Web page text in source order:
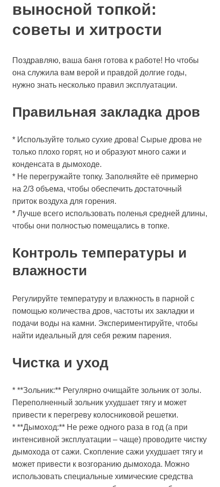
выносной топкой:
советы и хитрости
Поздравляю, ваша баня готова к работе! Но чтобы
она служила вам верой и правдой долгие годы,
нужно знать несколько правил эксплуатации.
Правильная закладка дров
* Используйте только сухие дрова! Сырые дрова не
только плохо горят, но и образуют много сажи и
конденсата в дымоходе.
* Не перегружайте топку. Заполняйте её примерно
на 2/3 объема, чтобы обеспечить достаточный
приток воздуха для горения.
* Лучше всего использовать поленья средней длины,
чтобы они полностью помещались в топке.
Контроль температуры и
влажности
Регулируйте температуру и влажность в парной с
помощью количества дров, частоты их закладки и
подачи воды на камни. Экспериментируйте, чтобы
найти идеальный для себя режим парения.
Чистка и уход
* **Зольник:** Регулярно очищайте зольник от золы.
Переполненный зольник ухудшает тягу и может
привести к перегреву колосниковой решетки.
* **Дымоход:** Не реже одного раза в год (а при
интенсивной эксплуатации – чаще) проводите чистку
дымохода от сажи. Скопление сажи ухудшает тягу и
может привести к возгоранию дымохода. Можно
использовать специальные химические средства